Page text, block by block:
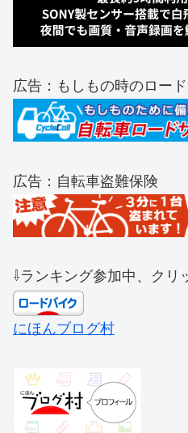
広告：もしもの時のロー
広告：自転車盗難保険
⇩ランキング参加中、クリ
にほんブログ村